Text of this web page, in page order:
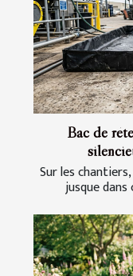
Bac de
Sur les
jusque